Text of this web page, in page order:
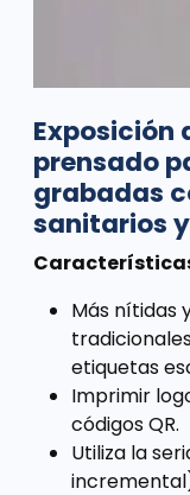
Exposición
prensado
grabadas
sanitarios
Más nítidas
etiquetas
Imprimir
códigos QR.
Utiliza la